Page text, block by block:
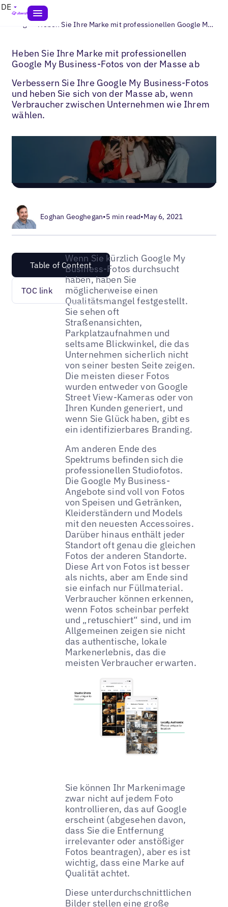
DE
Blogs> Heben Sie Ihre Marke mit professionellen Google My Business-Fotos von der Masse ab
Heben Sie Ihre Marke mit professionellen
Google My Business-Fotos von der Masse ab
Verbessern Sie Ihre Google My Business-Fotos
und heben Sie sich von der Masse ab, wenn
Verbraucher zwischen Unternehmen wie Ihrem
wählen.
Eoghan Geoghegan•5 min read•May 6, 2021
Table of Content
TOC link
Wenn Sie kürzlich Google My
Business-Fotos durchsucht
haben, haben Sie
möglicherweise einen
Qualitätsmangel festgestellt.
Sie sehen oft
Straßenansichten,
Parkplatzaufnahmen und
seltsame Blickwinkel, die das
Unternehmen sicherlich nicht
von seiner besten Seite zeigen.
Die meisten dieser Fotos
wurden entweder von Google
Street View-Kameras oder von
Ihren Kunden generiert, und
wenn Sie Glück haben, gibt es
ein identifizierbares Branding.
Am anderen Ende des
Spektrums befinden sich die
professionellen Studiofotos.
Die Google My Business-
Angebote sind voll von Fotos
von Speisen und Getränken,
Kleiderständern und Models
mit den neuesten Accessoires.
Darüber hinaus enthält jeder
Standort oft genau die gleichen
Fotos der anderen Standorte.
Diese Art von Fotos ist besser
als nichts, aber am Ende sind
sie einfach nur Füllmaterial.
Verbraucher können erkennen,
wenn Fotos scheinbar perfekt
und „retuschiert“ sind, und im
Allgemeinen zeigen sie nicht
das authentische, lokale
Markenerlebnis, das die
meisten Verbraucher erwarten.
Sie können Ihr Markenimage
zwar nicht auf jedem Foto
kontrollieren, das auf Google
erscheint (abgesehen davon,
dass Sie die Entfernung
irrelevanter oder anstößiger
Fotos beantragen), aber es ist
wichtig, dass eine Marke auf
Qualität achtet.
Diese unterdurchschnittlichen
Bilder stellen eine große